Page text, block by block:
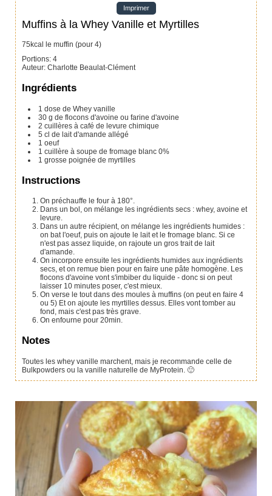
Imprimer
Muffins à la Whey Vanille et Myrtilles
75kcal le muffin (pour 4)
Portions: 4
Auteur: Charlotte Beaulat-Clément
Ingrédients
1 dose de Whey vanille
30 g de flocons d'avoine ou farine d'avoine
2 cuillères à café de levure chimique
5 cl de lait d'amande allégé
1 oeuf
1 cuillère à soupe de fromage blanc 0%
1 grosse poignée de myrtilles
Instructions
On préchauffe le four à 180°.
Dans un bol, on mélange les ingrédients secs : whey, avoine et
levure.
Dans un autre récipient, on mélange les ingrédients humides :
on bat l'oeuf, puis on ajoute le lait et le fromage blanc. Si ce
n'est pas assez liquide, on rajoute un gros trait de lait
d'amande.
On incorpore ensuite les ingrédients humides aux ingrédients
secs, et on remue bien pour en faire une pâte homogène. Les
flocons d'avoine vont s'imbiber du liquide - donc si on peut
laisser 10 minutes poser, c'est mieux.
On verse le tout dans des moules à muffins (on peut en faire 4
ou 5) Et on ajoute les myrtilles dessus. Elles vont tomber au
fond, mais c'est pas très grave.
On enfourne pour 20min.
Notes
Toutes les whey vanille marchent, mais je recommande celle de
Bulkpowders ou la vanille naturelle de MyProtein. 🙂